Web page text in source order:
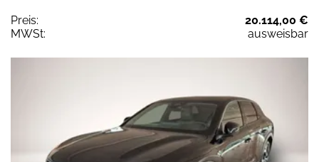
Preis:
20.114,00 €
MWSt:
ausweisbar